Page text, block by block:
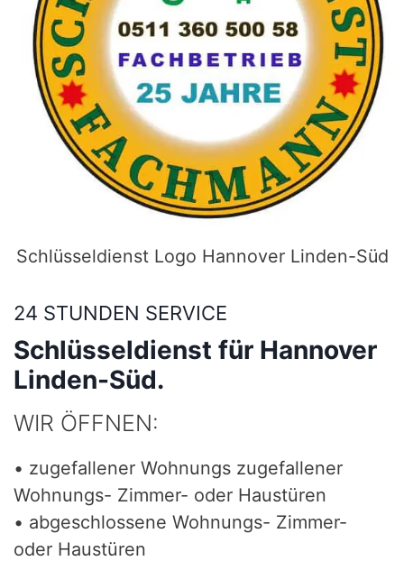
Schlüsseldienst Logo Hannover Linden-Süd
24 STUNDEN SERVICE
Schlüsseldienst für Hannover
Linden-Süd.
WIR ÖFFNEN:
• zugefallener Wohnungs zugefallener
Wohnungs- Zimmer- oder Haustüren
• abgeschlossene Wohnungs- Zimmer-
oder Haustüren